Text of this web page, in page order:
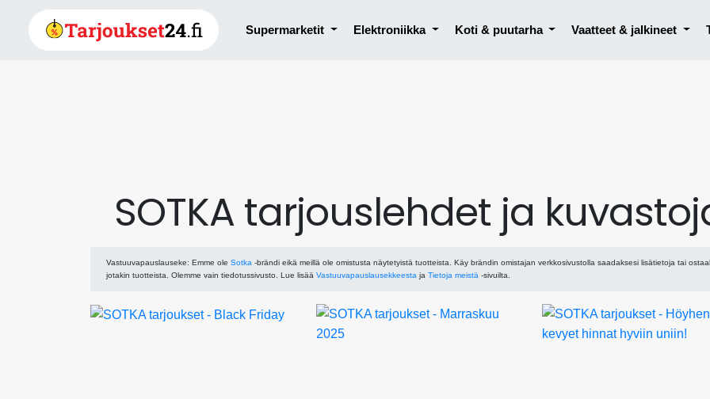
Supermarketit Elektroniikka Koti & puutarha Vaatteet & jalkineet
SOTKA tarjouslehdet ja
Vastuuvapauslauseke: Emme ole Sotka -brändi eikä meillä ole omistusta näytetyistä tuotteista. Käy brändin omistajan verkkosivustolla saadaksesi lisätietoja tai
jotakin tuotteista. Olemme vain tiedotussivusto. Lue lisää Vastuuvapauslausekkeesta ja Tietoja meistä -sivuilta.